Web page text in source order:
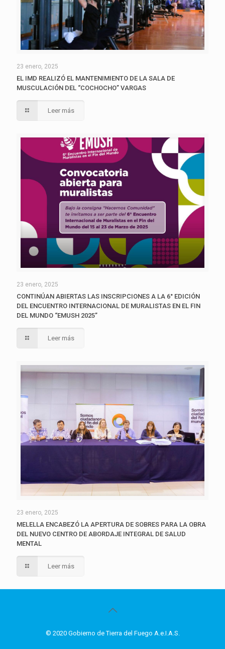
23 enero, 2025
EL IMD REALIZÓ EL MANTENIMIENTO DE LA SALA DE
MUSCULACIÓN DEL “COCHOCHO” VARGAS
Leer más
23 enero, 2025
CONTINÚAN ABIERTAS LAS INSCRIPCIONES A LA 6° EDICIÓN
DEL ENCUENTRO INTERNACIONAL DE MURALISTAS EN EL FIN
DEL MUNDO “EMUSH 2025”
Leer más
23 enero, 2025
MELELLA ENCABEZÓ LA APERTURA DE SOBRES PARA LA OBRA
DEL NUEVO CENTRO DE ABORDAJE INTEGRAL DE SALUD
MENTAL
Leer más
© 2020 Gobierno de Tierra del Fuego A.e.I.A.S.